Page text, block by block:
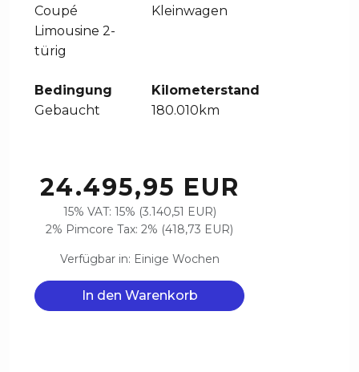
Coupé
Limousine 2-
türig
Kleinwagen
Bedingung
Gebaucht
Kilometerstand
180.010km
24.495,95 EUR
15% VAT: 15% (3.140,51 EUR)
2% Pimcore Tax: 2% (418,73 EUR)
Verfügbar in: Einige Wochen
In den Warenkorb